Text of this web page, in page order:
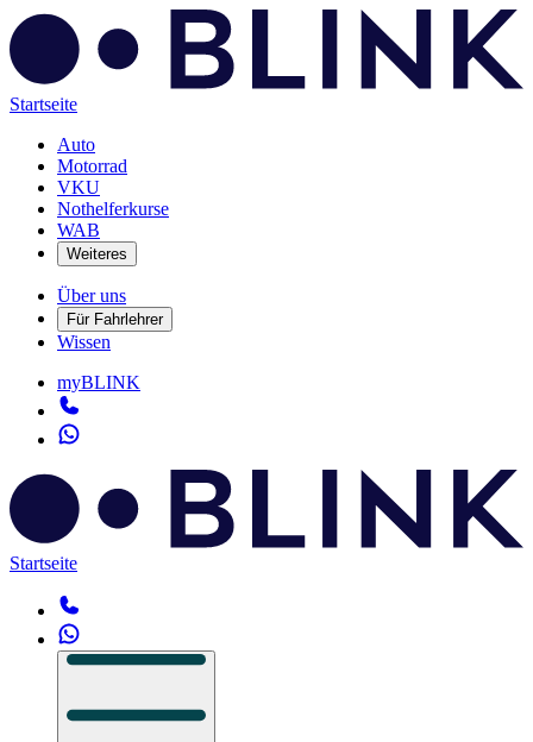
Startseite
Auto
Motorrad
VKU
Nothelferkurse
WAB
Weiteres
Über uns
Für Fahrlehrer
Wissen
myBLINK
Startseite